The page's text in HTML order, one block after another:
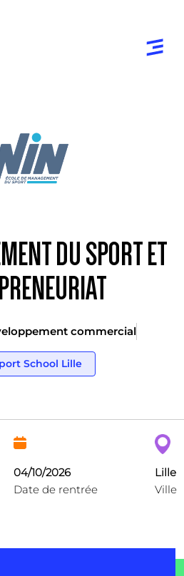
DU SPORT ET
commercial
School Lille
04/10/2026
Date de rentrée
Lille
Ville